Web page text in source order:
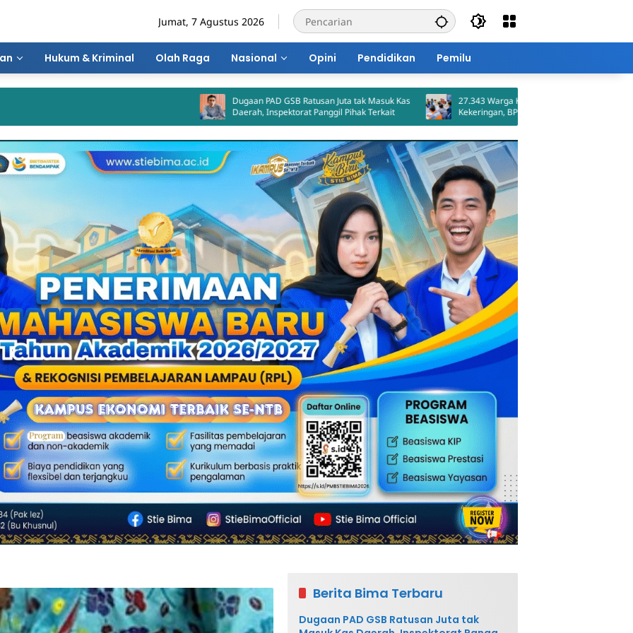
Jumat, 7 Agustus 2026
Hukum & Kriminal Olah Raga Nasional Opini Pendidikan Pemilu
Dugaan PAD GSB Ratusan Juta tak Masuk Kas
Daerah, Inspektorat Panggil Pihak Terkait
27.343 Warga Kabupaten Bima Terancam
Kekeringan, BPBD Petakan 40 Desa Rawan
Berita Bima Terbaru
Dugaan PAD GSB Ratusan Juta tak